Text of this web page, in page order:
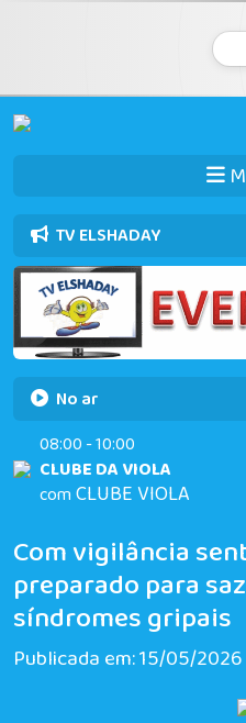
TV ELSHADAY
No ar
08:00 - 10:00
CLUBE DA VIOLA
com CLUBE VIOLA
Com vigilância
preparado para
síndromes gripais
Publicada em: 15/05/